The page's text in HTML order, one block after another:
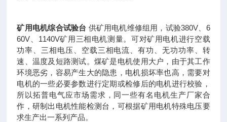
矿用电机综合试验台 供矿用电机维修组用，试验380V、6
60V、1140V矿用三相电机测量。可对矿用电机进行空载
功率、三相电压、空载三相电流、有功、无功功率、转
速、温度及短路测试。煤矿是电机使用大户，由于其工作
环境恶劣，容易产生大的隐患，电机损坏率也高，需要对
电机的一些必要参数进行定期或检修后的电机进行校验，
所以拓普电气应市场需求，同一些有名电机生产厂家合
作，研制出电机性能检测台，可根据矿用电机特殊电压要
求生产出一系列产品。